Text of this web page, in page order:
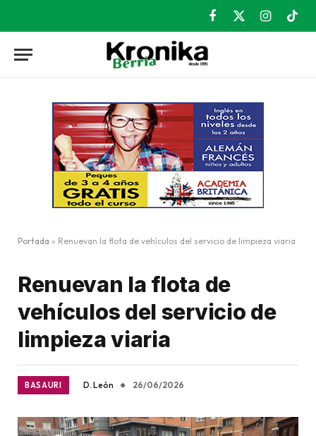
Facebook
X
Instagram
Portada » Renuevan la flota de vehículos del servicio de limpieza viaria
Renuevan la flota de
vehículos del servicio de
limpieza viaria
BASAURI D. León 26/06/2026